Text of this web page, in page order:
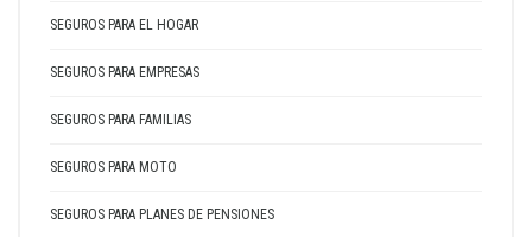
SEGUROS PARA EL HOGAR
SEGUROS PARA EMPRESAS
SEGUROS PARA FAMILIAS
SEGUROS PARA MOTO
SEGUROS PARA PLANES DE PENSIONES